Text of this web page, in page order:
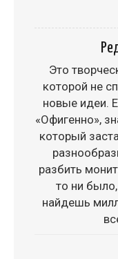
Это
которой не
новые идеи.
«Офигенно»,
который
разбить
то ни
найдешь